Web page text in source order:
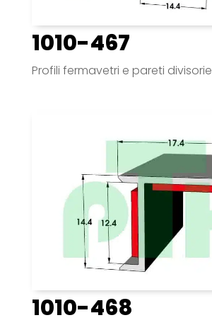
1010-467
Profili fermavetri e pareti divisorie
1010-468